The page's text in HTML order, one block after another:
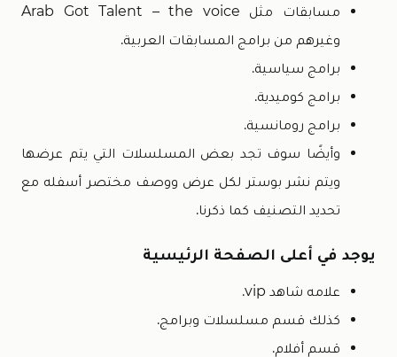
مسابقات مثل Arab Got Talent – the voice
وغيرهم من برامج المسابقات العربية.
برامج سياسية.
برامج كوميدية.
برامج رومانسية.
وأيضًا سوف تجد بعض المسلسلات التي يتم عرضها
ويتم نشر بوستر لكل عرض ووصف مختصر أسفله مع
تحديد التصنيف كما ذكرنا.
يوجد في أعلى الصفحة الرئيسية
علامه شاهد vip.
كذلك قسم مسلسلات وبرامج.
قسم أفلام.